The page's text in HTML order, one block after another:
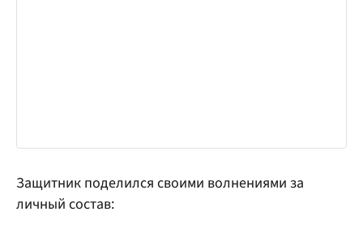
Защитник поделился своими волнениями за
личный состав: